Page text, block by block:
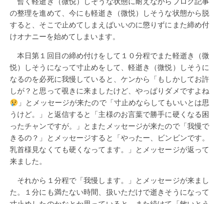
の整理を進めて、今にも軽逝き（微悦）しそうな状態から脱
すると、そこで止めてしまえばいいのに懲りずにまた締め付
けオナニーを始めてしまいます。
本日第１回目の締め付けをして１０分程でまた軽逝き（微
悦）しそうになって寸止めをして、軽逝き（微悦）しそうに
なるのを必死に我慢していると、ケンから「もしかしてお許
しが？と思って覗きに来ましたけど、やっぱりダメですよね
」とメッセージが来たので「寸止めならしてもいいとは思
うけど。」と返信すると「主様のお言葉で勝手に硬くなる困
ったチャンですが。」とまたメッセージが来たので「我慢で
きるの？」とメッセージすると「やったー、ビンビンです。
乳首様見なくても硬くなってます。」とメッセージが返って
来ました。
それから１分程で「我慢します。」とメッセージが来まし
た。１分にも満たない時間、扱いただけで逝きそうになって